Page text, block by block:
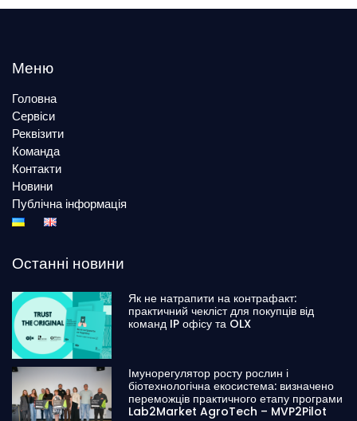
Меню
Головна
Сервіси
Реквізити
Команда
Контакти
Новини
Публічна інформація
Останні новини
Як не натрапити на контрафакт:
практичний чекліст для покупців від
команд IP офісу та OLX
Імунорегулятор росту рослин і
біотехнологічна екосистема: визначено
переможців практичного етапу програми
Lab2Market AgroTech – MVP2Pilot